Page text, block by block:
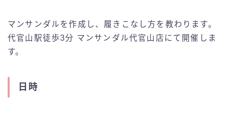
マンサンダルを作成し、履きこなし方を教わります。
代官山駅徒歩3分 マンサンダル代官山店にて開催しま
す。
日時